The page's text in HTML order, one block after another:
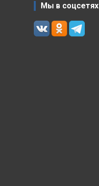
Мы в соцсетях